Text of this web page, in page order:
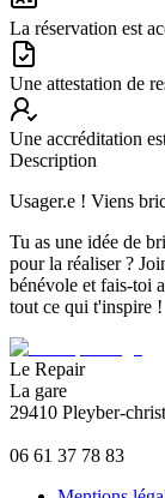
La réservation est
Une attestation de
Une accréditation
Description
Usager.e ! Viens
Tu as une idée de
pour la réaliser ?
bénévole et fais-toi
tout ce qui t'inspire !
Le Repair
La gare
29410 Pleyber-christ
06 61 37 78 83